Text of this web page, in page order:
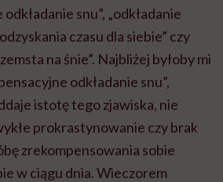
snu”, „odkładanie
czasu dla siebie” czy
na śnie”. Najbliżej byłoby mi
odkładanie snu”,
istotę tego zjawiska, nie
prokrastynowanie czy brak
zrekompensowania sobie
w ciągu dnia. Wieczorem